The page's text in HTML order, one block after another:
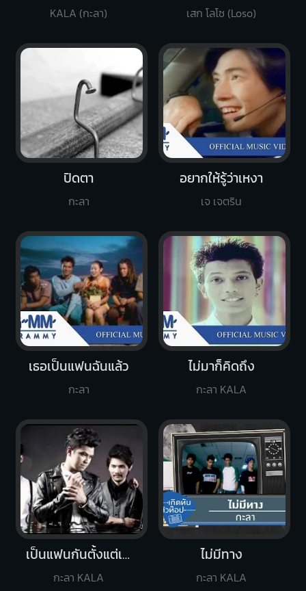
KALA (กะลา) เสก โลโซ (Loso)
ปิดตา
กะลา
อยากให้รู้ว่าเหงา
เจ เจตริน
เธอเป็นแฟนฉันแล้ว
กะลา
ไม่มาก็คิดถึง
กะลา KALA
เป็นแฟนกันตั้งแต่เมื่อไหร่
กะลา KALA
ไม่มีทาง
กะลา KALA